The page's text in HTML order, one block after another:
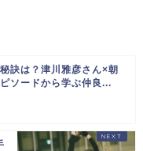
訣は？津川雅彦さん×朝
ソードから学ぶ仲良...